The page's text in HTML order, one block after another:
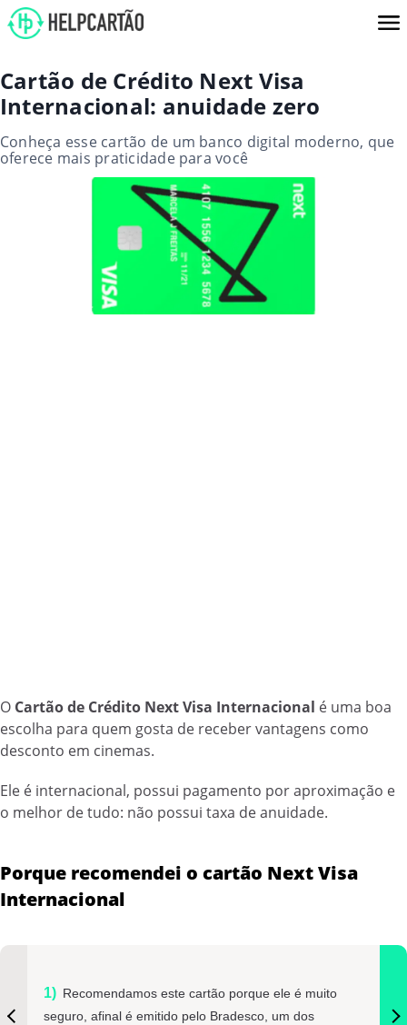
Cartão de Crédito Next Visa
Internacional: anuidade zero
Conheça esse cartão de um banco digital moderno, que
oferece mais praticidade para você
O Cartão de Crédito Next Visa Internacional é uma boa
escolha para quem gosta de receber vantagens como
desconto em cinemas.
Ele é internacional, possui pagamento por aproximação e
o melhor de tudo: não possui taxa de anuidade.
Porque recomendei o cartão Next Visa
Internacional
Recomendamos este cartão porque ele é muito
seguro, afinal é emitido pelo Bradesco, um dos